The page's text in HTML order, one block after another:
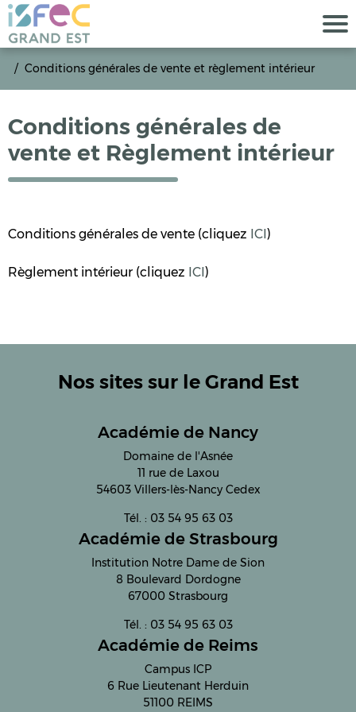
Conditions générales de vente et règlement intérieur
Conditions générales de
vente et Règlement intérieur
Conditions générales de vente (cliquez ICI)
Règlement intérieur (cliquez ICI)
Nos sites sur le Grand Est
Académie de Nancy
Domaine de l'Asnée
11 rue de Laxou
54603 Villers-lès-Nancy Cedex
Tél. : 03 54 95 63 03
Académie de Strasbourg
Institution Notre Dame de Sion
8 Boulevard Dordogne
67000 Strasbourg
Tél. : 03 54 95 63 03
Académie de Reims
Campus ICP
6 Rue Lieutenant Herduin
51100 REIMS